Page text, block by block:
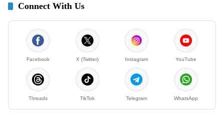
Connect With Us
Facebook X (Twitter) Instagram YouTube
Threads TikTok Telegram WhatsApp